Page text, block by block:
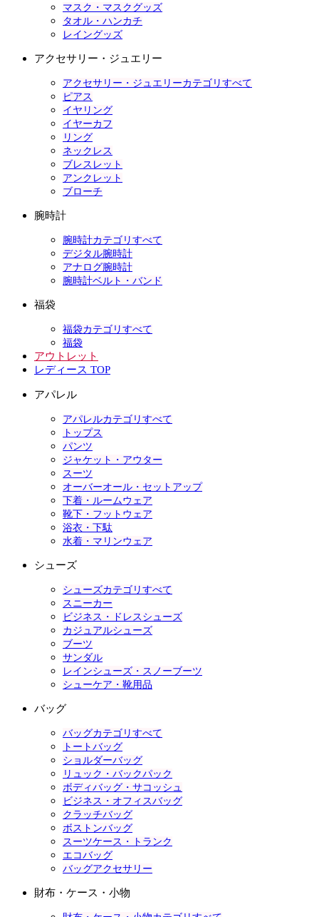
マスク・マスクグッズ
タオル・ハンカチ
レイングッズ
アクセサリー・ジュエリー
アクセサリー・ジュエリーカテゴリすべて
ピアス
イヤリング
イヤーカフ
リング
ネックレス
ブレスレット
アンクレット
ブローチ
腕時計
腕時計カテゴリすべて
デジタル腕時計
アナログ腕時計
腕時計ベルト・バンド
福袋
福袋カテゴリすべて
福袋
アウトレット
レディース TOP
アパレル
アパレルカテゴリすべて
トップス
パンツ
ジャケット・アウター
スーツ
オーバーオール・セットアップ
下着・ルームウェア
靴下・フットウェア
浴衣・下駄
水着・マリンウェア
シューズ
シューズカテゴリすべて
スニーカー
ビジネス・ドレスシューズ
カジュアルシューズ
ブーツ
サンダル
レインシューズ・スノーブーツ
シューケア・靴用品
バッグ
バッグカテゴリすべて
トートバッグ
ショルダーバッグ
リュック・バックパック
ボディバッグ・サコッシュ
ビジネス・オフィスバッグ
クラッチバッグ
ボストンバッグ
スーツケース・トランク
エコバッグ
バッグアクセサリー
財布・ケース・小物